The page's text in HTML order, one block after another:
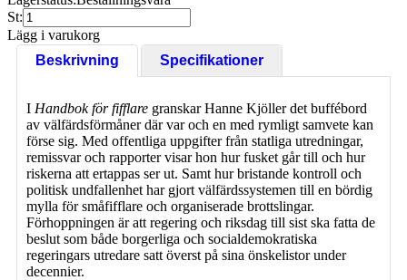
St:
Lägg i varukorg
Beskrivning
Specifikationer
I Handbok för fifflare granskar Hanne Kjöller det buffébord
av välfärdsförmåner där var och en med rymligt samvete kan
förse sig. Med offentliga uppgifter från statliga utredningar,
remissvar och rapporter visar hon hur fusket går till och hur
riskerna att ertappas ser ut. Samt hur bristande kontroll och
politisk undfallenhet har gjort välfärdssystemen till en bördig
mylla för småfifflare och organiserade brottslingar.
Förhoppningen är att regering och riksdag till sist ska fatta de
beslut som både borgerliga och socialdemokratiska
regeringars utredare satt överst på sina önskelistor under
decennier.